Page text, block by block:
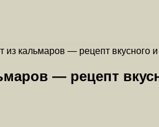
из кальмаров — рецепт вкусного
— рецепт